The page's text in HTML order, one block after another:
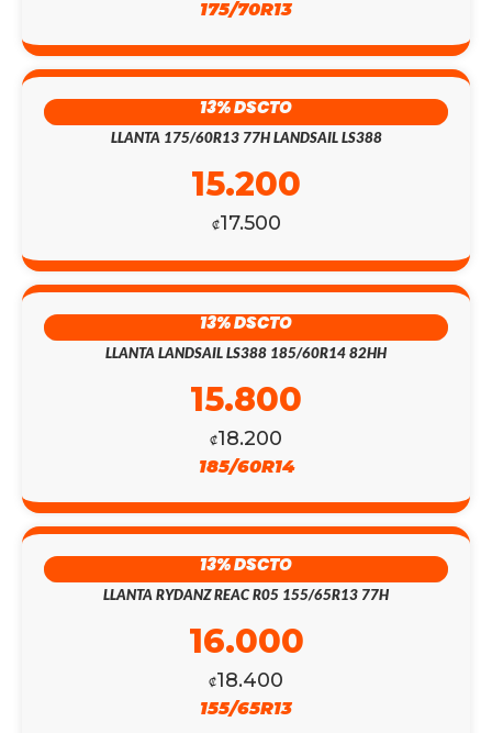
175/70R13
13% DSCTO
LLANTA 175/60R13 77H LANDSAIL LS388
₡17.500
15.200
13% DSCTO
LLANTA LANDSAIL LS388 185/60R14 82HH
₡18.200
15.800
185/60R14
13% DSCTO
LLANTA RYDANZ REAC R05 155/65R13 77H
₡18.400
16.000
155/65R13